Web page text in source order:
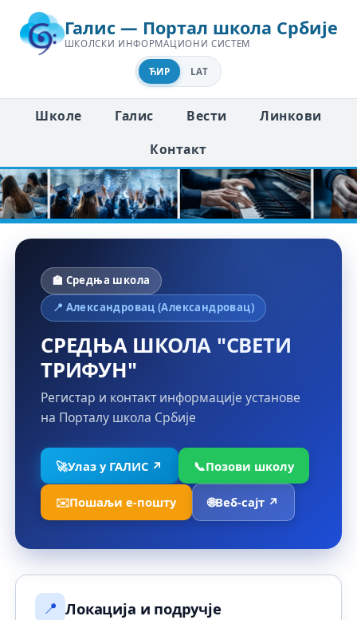
Галис — Портал школа Србије
ШКОЛСКИ ИНФОРМАЦИОНИ СИСТЕМ
ЋИР LAT
Школе Галис Вести
Линкови
Контакт
🏫 Средња школа
📍 Александровац (Александровац)
СРЕДЊА ШКОЛА "СВЕТИ
ТРИФУН"
Регистар и контакт информације установе
на Порталу школа Србије
🚀Улаз у ГАЛИС ↗ 📞Позови школу
✉️Пошаљи е-пошту 🌐Веб-сајт ↗
📍 Локација и подручје